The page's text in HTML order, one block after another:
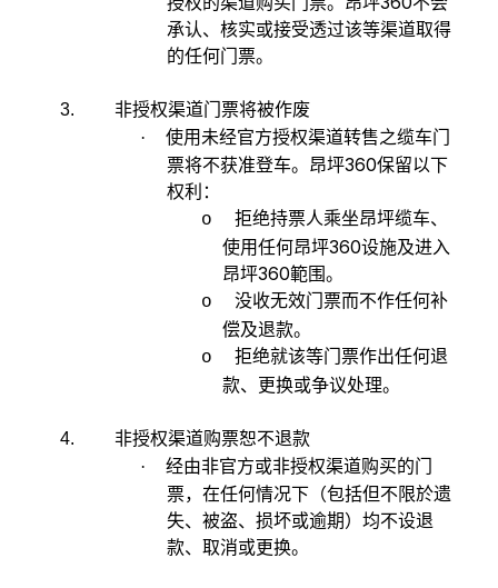
承认、核实或接受透过该等渠道取得
的任何门票。
3. 非授权渠道门票将被作废
·
使用未经官方授权渠道转售之缆车门
票将不获准登车。昂坪360保留以下
权利：
o拒绝持票人乘坐昂坪缆车、
使用任何昂坪360设施及进入
昂坪360範围。
o没收无效门票而不作任何补
偿及退款。
o拒绝就该等门票作出任何退
款、更换或争议处理。
4. 非授权渠道购票恕不退款
·
经由非官方或非授权渠道购买的门
票，在任何情况下（包括但不限於遗
失、被盗、损坏或逾期）均不设退
款、取消或更换。